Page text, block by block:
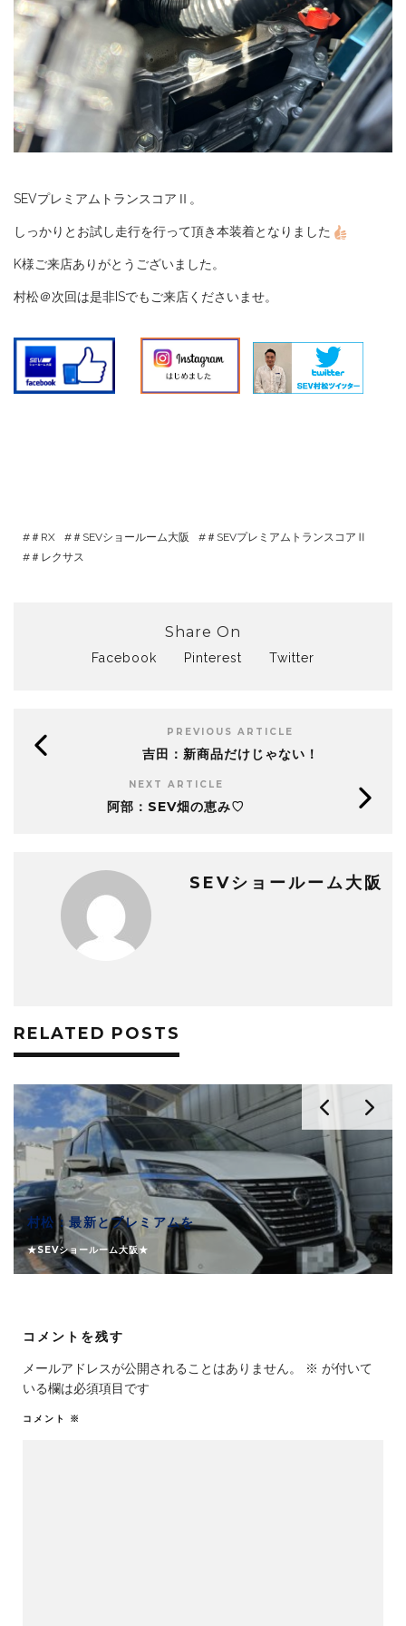
SEVプレミアムトランスコアⅡ。
しっかりとお試し走行を行って頂き本装着となりました
K様ご来店ありがとうございました。
村松＠次回は是非ISでもご来店くださいませ。
＃RX ＃SEVショールーム大阪
＃SEVプレミアムトランスコアⅡ
＃レクサス
Share On
Facebook Pinterest Twitter
PREVIOUS ARTICLE
吉田：新商品だけじゃない！
NEXT ARTICLE
阿部：SEV畑の恵み♡
SEVショールーム大阪
RELATED POSTS
村松：最新とプレミアムを
★SEVショールーム大阪★
コメントを残す
メールアドレスが公開されることはありません。 ※ が付いて
いる欄は必須項目です
コメント ※